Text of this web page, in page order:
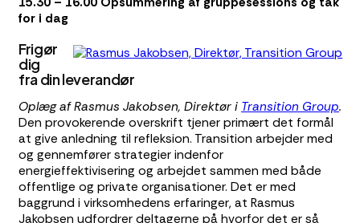
for i dag
Frigør
dig
fra din leverandør
Oplæg af Rasmus Jakobsen, Direktør i Transition Group.
Den provokerende overskrift tjener primært det formål
at give anledning til refleksion. Transition arbejder med
og gennemfører strategier indenfor
energieffektivisering og arbejdet sammen med både
offentlige og private organisationer. Det er med
baggrund i virksomhedens erfaringer, at Rasmus
Jakobsen udfordrer deltagerne på hvorfor det er så